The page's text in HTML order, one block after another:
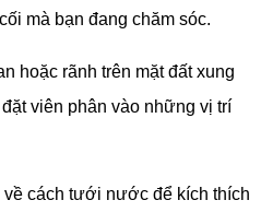
mà bạn đang chăm sóc.
hoặc rãnh trên mặt đất xung
viên phân vào những vị trí
cách tưới nước để kích thích